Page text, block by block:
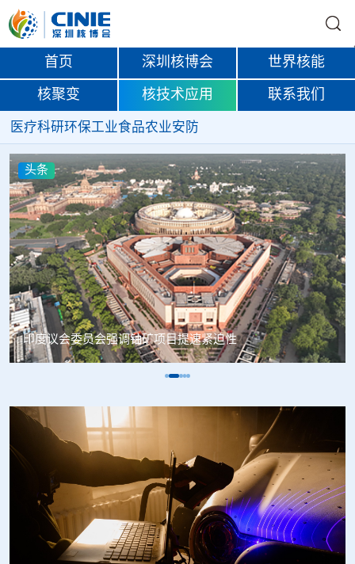
首页 深圳核博会 世界核能
核聚变 核技术应用 联系我们
医疗科研环保工业食品农业安防
头条
中核辐智正式设立 中国同辐持股90%打通核医疗全产业链